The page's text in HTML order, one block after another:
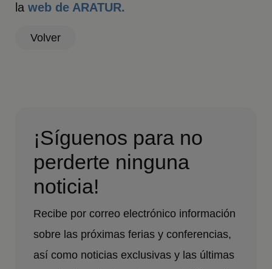
laweb de ARATUR.
Volver
¡Síguenos para no
perderte ninguna
noticia!
Recibe por correo electrónico información
sobre las próximas ferias y conferencias,
así como noticias exclusivas y las últimas